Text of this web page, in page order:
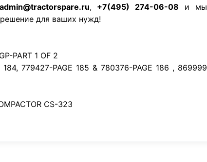
admin@tractorspare.ru, +7(495) 274-06-08 и мы
для ваших нужд!
PART 1 OF 2
184, 779427-PAGE 185 & 780376-PAGE 186 , 869999
CS-323